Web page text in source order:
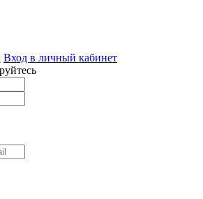
Вход в личный кабинет